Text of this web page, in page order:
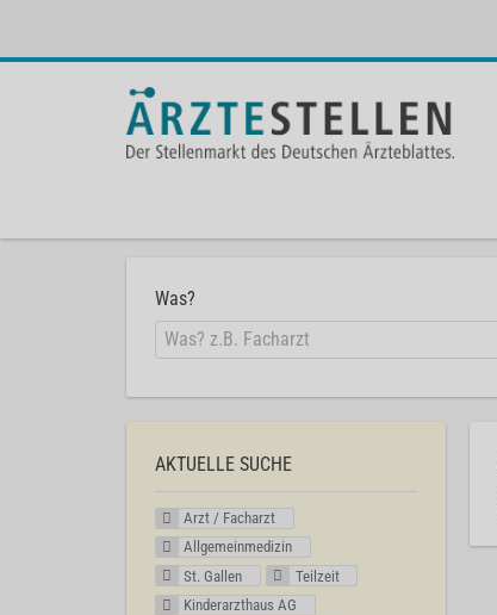
Was?
AKTUELLE SUCHE
Arzt / Facharzt
Allgemeinmedizin
St. Gallen
Teilzeit
Kinderarzthaus AG